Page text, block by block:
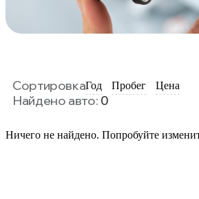
СортировкаГод Пробег Цена
Найдено авто: 0
Ничего не найдено. Попробуйте